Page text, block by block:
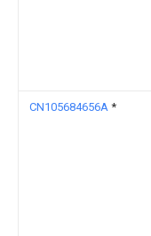
CN105684656A *